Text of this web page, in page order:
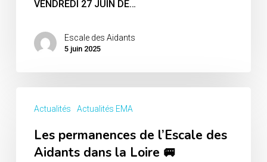
Saint-
VENDREDI 27 JUIN DE…
Escale des Aidants
5 juin 2025
permanences
l’Escale
Actualités Actualités EMA
Les permanences de l’Escale des
Aidants dans la Loire 🚐